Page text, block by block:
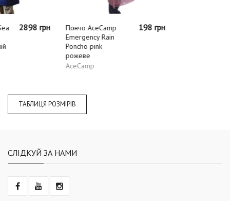
Пончо AceCamp
Emergency Rain
198 грн
Пончо Lifeventure
ТАБЛИЦЯ РОЗМІРІВ
СЛІДКУЙ ЗА НАМИ